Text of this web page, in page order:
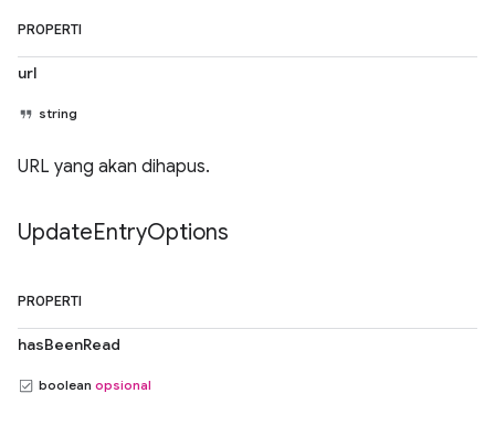
PROPERTI
url
string
URL yang akan dihapus.
UpdateEntryOptions
PROPERTI
hasBeenRead
boolean opsional